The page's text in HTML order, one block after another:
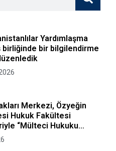
Yardımlaşma
birliğinde bir bilgilendirme
Merkezi, Özyeğin
Hukuk Fakültesi
“Mülteci Hukuku
Bürosu”
Gerçekleştirdi